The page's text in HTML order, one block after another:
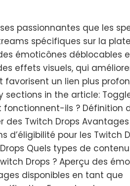
passionnantes que les
spécifiques sur la
émoticônes déblocables
effets visuels, qui
favorisent un lien plus
sections in the article:
ils ? Définition
des Twitch Drops
d’éligibilité pour les Twitch
Quels types de contenu
Drops ? Aperçu des
disponibles en tant que